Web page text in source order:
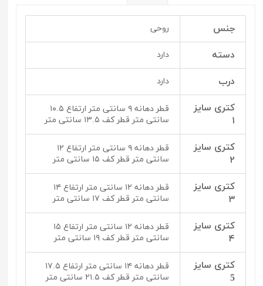
جنس روحی
دسته دارد
درب دارد
کتری سایز
۱
قطر دهانه ۹ سانتی متر ارتفاع ۱۰.۵
سانتی متر قطر کف ۱۳.۵ سانتی متر
کتری سایز
۲
قطر دهانه ۹ سانتی متر ارتفاع ۱۲
سانتی متر قطر کف ۱۵ سانتی متر
کتری سایز
۳
قطر دهانه ۱۲ سانتی متر ارتفاع ۱۴
سانتی متر قطر کف ۱۷ سانتی متر
کتری سایز
۴
قطر دهانه ۱۲ سانتی متر ارتفاع ۱۵
سانتی متر قطر کف ۱۹ سانتی متر
کتری سایز
5
قطر دهانه ۱۴ سانتی متر ارتفاع ۱۷.۵
سانتی متر قطر کف ۲۱.۵ سانتی متر